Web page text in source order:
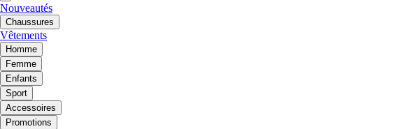
Nouveautés
Chaussures
Vêtements
Homme
Femme
Enfants
Sport
Accessoires
Promotions